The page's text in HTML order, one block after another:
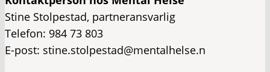
Stine Stolpestad, partneransvarlig
Telefon: 984 73 803
E-post: stine.stolpestad@mentalhelse.n